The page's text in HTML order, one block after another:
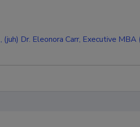
Dr. Eleonora Carr, Executive